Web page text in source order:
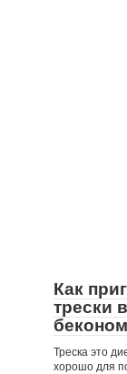
Как
трески
Треска это
хорошо для